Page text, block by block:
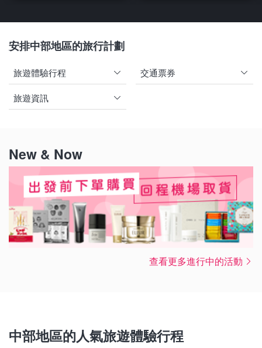
安排中部地區的旅行計劃
旅遊體驗行程 交通票券
旅遊資訊
New & Now
查看更多進行中的活動
中部地區的人氣旅遊體驗行程